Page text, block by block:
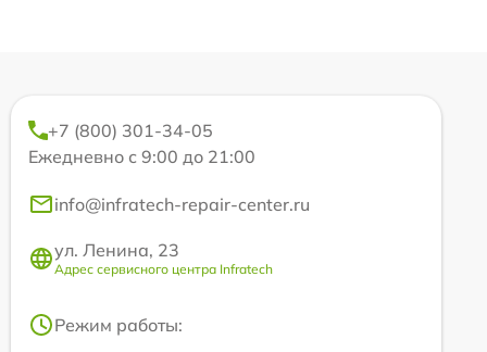
+7 (800) 301-34-05
Ежедневно с 9:00 до 21:00
info@infratech-repair-center.ru
ул. Ленина, 23
Адрес сервисного центра Infratech
Режим работы: